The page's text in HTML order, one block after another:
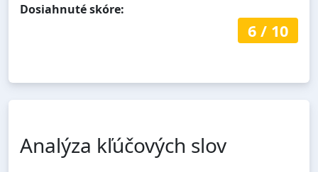
Dosiahnuté skóre:
6/ 10
Analýza kľúčových slov